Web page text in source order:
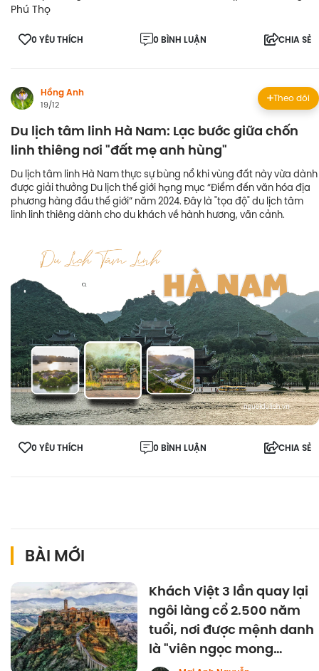
0 YÊU THÍCH 0 BÌNH LUẬN CHIA SẺ
Hồng Anh
19/12
Theo dõi
Du lịch tâm linh Hà Nam: Lạc bước giữa chốn
linh thiêng nơi "đất mẹ anh hùng"
Du lịch tâm linh Hà Nam thực sự bùng nổ khi vùng đất này vừa dành
được giải thưởng Du lịch thế giới hạng mục “Điểm đến văn hóa địa
phương hàng đầu thế giới” năm 2024. Đây là "tọa độ" du lịch tâm
linh linh thiêng dành cho du khách về hành hương, vãn cảnh.
0 YÊU THÍCH 0 BÌNH LUẬN CHIA SẺ
BÀI MỚI
Khách Việt 3 lần quay lại
ngôi làng cổ 2.500 năm
tuổi, nơi được mệnh danh
là "viên ngọc mong